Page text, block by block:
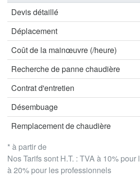
* à partir de
Nos Tarifs sont H.T. : TVA à 10%
à 20% pour les professionnels
Devis détaillé
Déplacement
Coût de la mainœuvre (/heure)
Recherche de panne chaudière
Contrat d'entretien
Désembuage
Remplacement de chaudière